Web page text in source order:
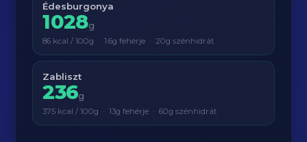
Édesburgonya
1028g
86 kcal / 100g · 1.6g fehérje · 20g szénhidrát
Zabliszt
236g
375 kcal / 100g · 13g fehérje · 60g szénhidrát